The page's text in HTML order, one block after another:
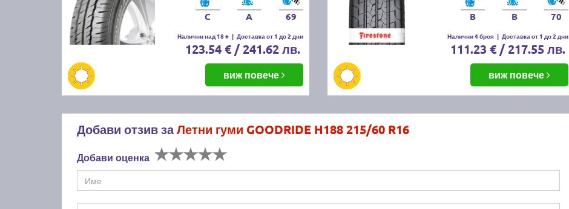
C A 69
Налични над 18 + | Доставка от 1 до 2 дни
123.54 € / 241.62 лв.
виж повече
B B 70
Налични 4 броя | Доставка от 1 до 2 дни
111.23 € / 217.55 лв.
виж повече
Добави отзив заЛетни гуми GOODRIDE H188 215/60 R16
Добави оценка